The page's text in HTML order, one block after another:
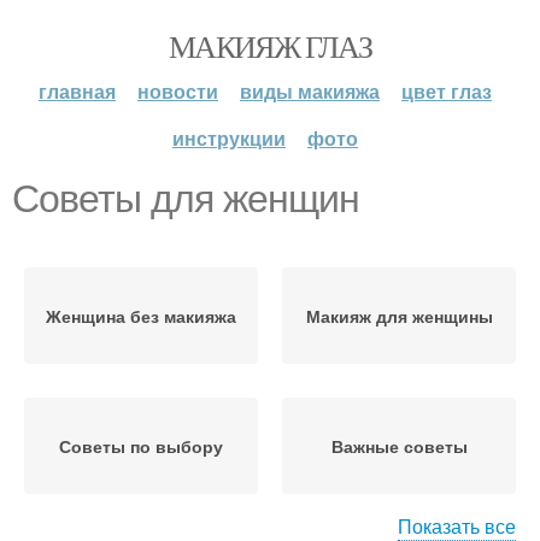
МАКИЯЖ ГЛАЗ
главная новости виды макияжа
цвет глаз
инструкции
фото
Советы для женщин
Женщина без макияжа Макияж для женщины
Советы по выбору Важные советы
Показать все